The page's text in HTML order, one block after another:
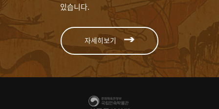
있습니다.
자세히보기